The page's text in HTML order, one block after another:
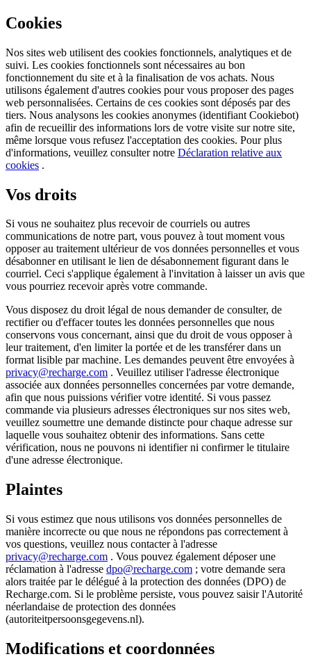
Cookies
Nos sites web utilisent des cookies fonctionnels, analytiques et de
suivi. Les cookies fonctionnels sont nécessaires au bon
fonctionnement du site et à la finalisation de vos achats. Nous
utilisons également d'autres cookies pour vous proposer des pages
web personnalisées. Certains de ces cookies sont déposés par des
tiers. Nous analysons les cookies anonymes (identifiant Cookiebot)
afin de recueillir des informations lors de votre visite sur notre site,
même lorsque vous refusez l'acceptation des cookies. Pour plus
d'informations, veuillez consulter notre Déclaration relative aux
cookies .
Vos droits
Si vous ne souhaitez plus recevoir de courriels ou autres
communications de notre part, vous pouvez à tout moment vous
opposer au traitement ultérieur de vos données personnelles et vous
désabonner en utilisant le lien de désabonnement figurant dans le
courriel. Ceci s'applique également à l'invitation à laisser un avis que
vous pourriez recevoir après votre commande.
Vous disposez du droit légal de nous demander de consulter, de
rectifier ou d'effacer toutes les données personnelles que nous
conservons vous concernant, ainsi que du droit de vous opposer à
leur traitement, d'en limiter la portée et de les transférer dans un
format lisible par machine. Les demandes peuvent être envoyées à
privacy@recharge.com . Veuillez utiliser l'adresse électronique
associée aux données personnelles concernées par votre demande,
afin que nous puissions vérifier votre identité. Si vous passez
commande via plusieurs adresses électroniques sur nos sites web,
veuillez soumettre une demande distincte pour chaque adresse sur
laquelle vous souhaitez obtenir des informations. Sans cette
vérification, nous ne pouvons ni identifier ni confirmer le titulaire
d'une adresse électronique.
Plaintes
Si vous estimez que nous utilisons vos données personnelles de
manière incorrecte ou que nous ne répondons pas correctement à
vos questions, veuillez nous contacter à l'adresse
privacy@recharge.com . Vous pouvez également déposer une
réclamation à l'adresse dpo@recharge.com ; votre demande sera
alors traitée par le délégué à la protection des données (DPO) de
Recharge.com. Si le problème persiste, vous pouvez saisir l'Autorité
néerlandaise de protection des données
(autoriteitpersoonsgegevens.nl).
Modifications et coordonnées